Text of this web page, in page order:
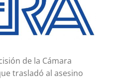
de la Cámara
trasladó al asesino